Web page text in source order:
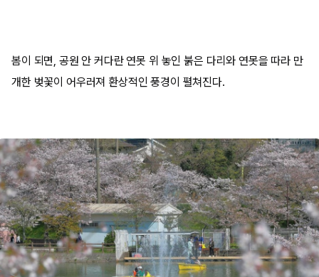
봄이 되면, 공원 안 커다란 연못 위 놓인 붉은 다리와 연못을 따라 만
개한 벚꽃이 어우러져 환상적인 풍경이 펼쳐진다.